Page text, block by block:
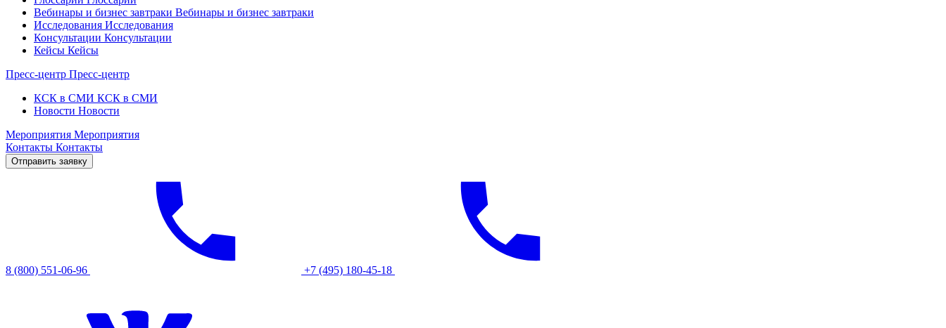
Вебинары и бизнес завтраки Вебинары и бизнес завтраки
Исследования Исследования
Консультации Консультации
Кейсы Кейсы
Пресс-центр Пресс-центр
КСК в СМИ КСК в СМИ
Новости Новости
Мероприятия Мероприятия
Контакты Контакты
Отправить заявку
8 (800) 551-06-96 +7 (495) 180-45-18